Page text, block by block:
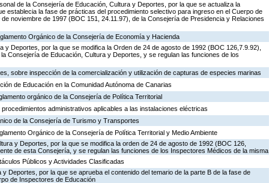
de la Consejería de Educación, Cultura y Deportes, por la que se actualiza la
establecia la fase de prácticas del procedimiento selectivo para ingreso en el Cuerpo de
noviembre de 1997 (BOC 151, 24.11.97), de la Consejería de Presidencia y Relaciones
Orgánico de la Consejería de Economía y Hacienda
Deportes, por la que se modifica la Orden de 24 de agosto de 1992 (BOC 126,7.9.92),
Consejería de Educación, Cultura y Deportes, y se regulan las funciones de los
sobre inspección de la comercialización y utilización de capturas de especies marinas
de Educación en la Comunidad Autónoma de Canarias
orgánico de la Consejería de Política Territorial
administrativos aplicables a las instalaciones eléctricas
de la Consejería de Turismo y Transportes
Orgánico de la Consejería de Política Territorial y Medio Ambiente
y Deportes, por la que se modifica la orden de 24 de agosto de 1992 (BOC 126,
de esta Consejería, y se regulan las funciones de los Inspectores Médicos de la misma
Públicos y Actividades Clasificadas
Deportes, por la que se aprueba el contenido del temario de la parte B de la fase de
de Inspectores de Educación